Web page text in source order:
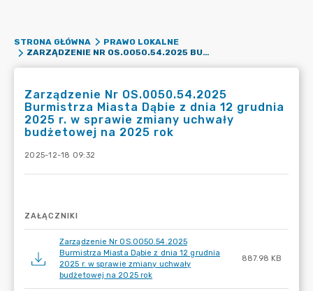
STRONA GŁÓWNA
PRAWO LOKALNE
ZARZĄDZENIE NR OS.0050.54.2025 BURMISTRZA MIASTA DĄBIE Z DNIA 12 GRUDNIA 2025 R. W SPRAWIE ZMIANY UCHWAŁY BUDŻETOWEJ NA 2025 ROK
Zarządzenie Nr OS.0050.54.2025
Burmistrza Miasta Dąbie z dnia 12 grudnia
2025 r. w sprawie zmiany uchwały
budżetowej na 2025 rok
2025-12-18 09:32
ZAŁĄCZNIKI
Zarządzenie Nr OS.0050.54.2025
Burmistrza Miasta Dąbie z dnia 12 grudnia
2025 r. w sprawie zmiany uchwały
budżetowej na 2025 rok
887.98 KB